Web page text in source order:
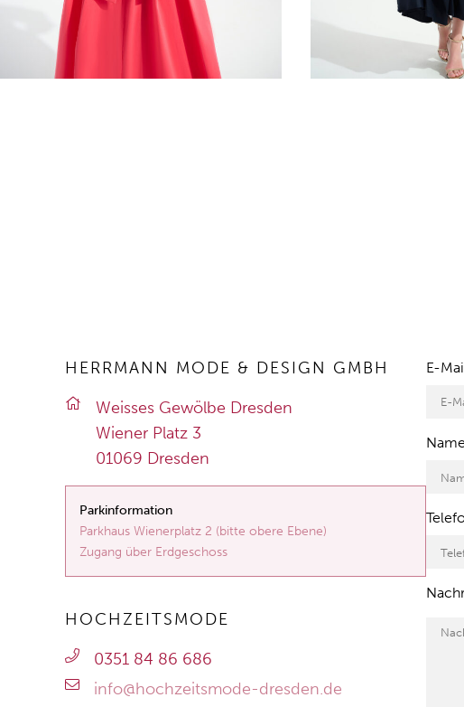
HERRMANN MODE & DESIGN GMBH
Weis­ses Ge­wöl­be Dres­den
Wie­ner Platz 3
01069 Dres­den
Parkinformation
Parkhaus Wienerplatz 2 (bitte obere Ebene)
Zugang über Erdgeschoss
HOCHZEITSMODE
0351 84 86 686
info@hochzeitsmode-dresden.de
E-
Name